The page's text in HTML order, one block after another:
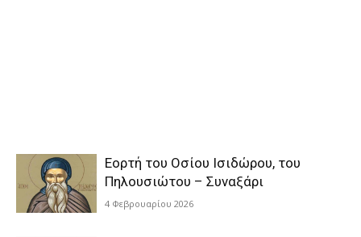
Εορτή του Οσίου Ισιδώρου, του
Πηλουσιώτου – Συναξάρι
4 Φεβρουαρίου 2026